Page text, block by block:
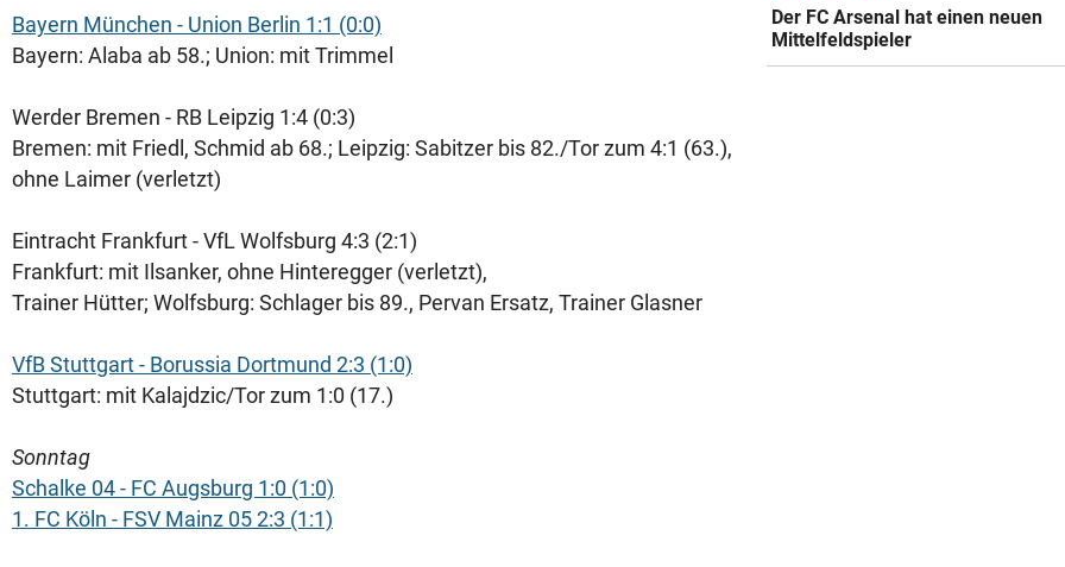
Bayern München - Union Berlin 1:1 (0:0)
Bayern: Alaba ab 58.; Union: mit Trimmel
Werder Bremen - RB Leipzig 1:4 (0:3)
Bremen: mit Friedl, Schmid ab 68.; Leipzig: Sabitzer bis 82./Tor zum 4:1 (63.),
ohne Laimer (verletzt)
Eintracht Frankfurt - VfL Wolfsburg 4:3 (2:1)
Frankfurt: mit Ilsanker, ohne Hinteregger (verletzt),
Trainer Hütter; Wolfsburg: Schlager bis 89., Pervan Ersatz, Trainer Glasner
VfB Stuttgart - Borussia Dortmund 2:3 (1:0)
Stuttgart: mit Kalajdzic/Tor zum 1:0 (17.)
Sonntag
Schalke 04 - FC Augsburg 1:0 (1:0)
1. FC Köln - FSV Mainz 05 2:3 (1:1)
Der FC Arsenal hat einen neuen
Mittelfeldspieler